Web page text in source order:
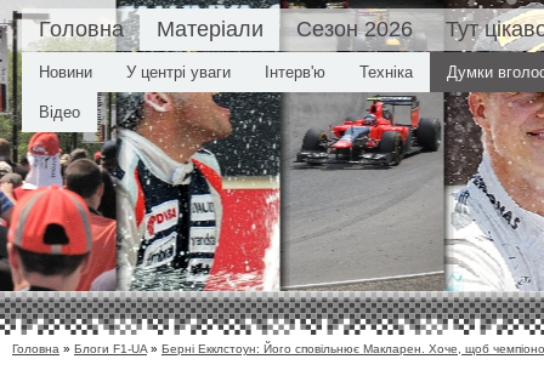
Головна Матеріали
Новини У центрі уваги Інтерв'ю Техніка Думки
Відео
Сезон 2026 Тут
Головна » Блоги F1-UA » Берні Екклстоун: Його сповільнює Макларен. Хоче, щоб